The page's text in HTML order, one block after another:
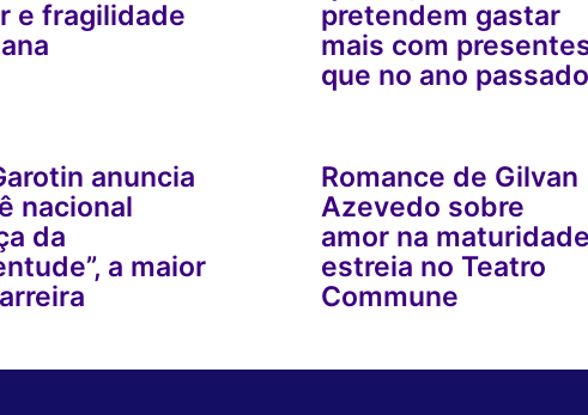
e fragilidade
pretendem gastar
mais com
que no ano passado
anuncia
nacional
da
a maior
Romance de Gilvan
Azevedo sobre
amor na maturidade
estreia no Teatro
Commune